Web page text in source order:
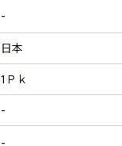
-
日本
1Ｐｋ
-
-